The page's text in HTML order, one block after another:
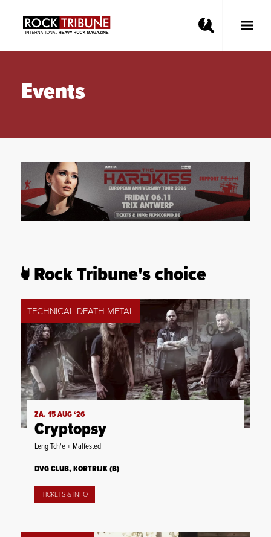
Toggle
Events
Rock Tribune's choice
TECHNICAL DEATH METAL
ZA. 15 AUG ‘26
Cryptopsy
Leng Tch'e + Malfested
DVG CLUB, KORTRIJK (B)
TICKETS & INFO